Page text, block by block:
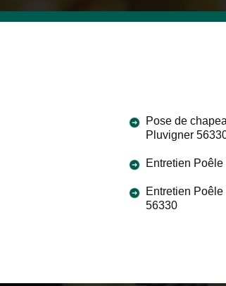
Pose de
Pluvigner
Entretien
Entretien
56330